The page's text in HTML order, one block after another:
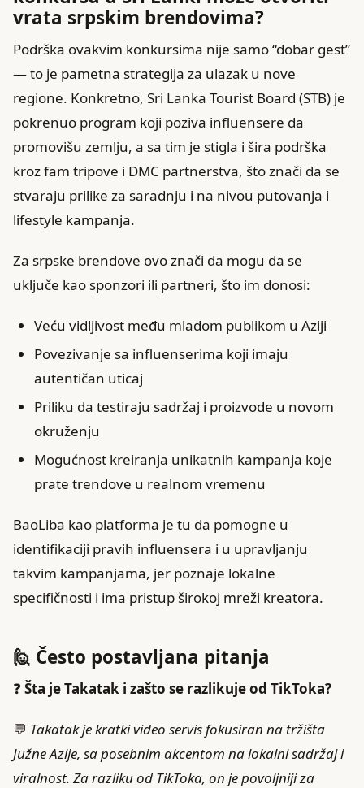
vrata srpskim brendovima?
Podrška ovakvim konkursima nije samo “dobar gest”
— to je pametna strategija za ulazak u nove
regione. Konkretno, Sri Lanka Tourist Board (STB) je
pokrenuo program koji poziva influensere da
promovišu zemlju, a sa tim je stigla i šira podrška
kroz fam tripove i DMC partnerstva, što znači da se
stvaraju prilike za saradnju i na nivou putovanja i
lifestyle kampanja.
Za srpske brendove ovo znači da mogu da se
uključe kao sponzori ili partneri, što im donosi:
Veću vidljivost među mladom publikom u Aziji
Povezivanje sa influenserima koji imaju
autentičan uticaj
Priliku da testiraju sadržaj i proizvode u novom
okruženju
Mogućnost kreiranja unikatnih kampanja koje
prate trendove u realnom vremenu
BaoLiba kao platforma je tu da pomogne u
identifikaciji pravih influensera i u upravljanju
takvim kampanjama, jer poznaje lokalne
specifičnosti i ima pristup širokoj mreži kreatora.
🙋 Često postavljana pitanja
❓Šta je Takatak i zašto se razlikuje od TikToka?
💬 Takatak je kratki video servis fokusiran na tržišta
Južne Azije, sa posebnim akcentom na lokalni sadržaj i
viralnost. Za razliku od TikToka, on je povoljniji za